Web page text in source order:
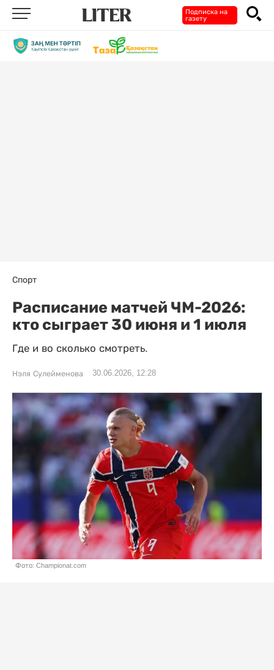
Подписка на
газету
Спорт
Расписание матчей ЧМ-2026:
кто сыграет 30 июня и 1 июля
Где и во сколько смотреть.
Нэля Сулейменова 30.06.2026, 12:28
Фото: Championat.com